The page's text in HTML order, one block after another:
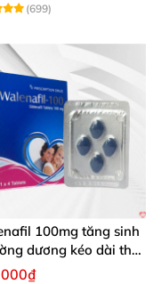
(699)
100mg tăng sinh
dương kéo dài thời